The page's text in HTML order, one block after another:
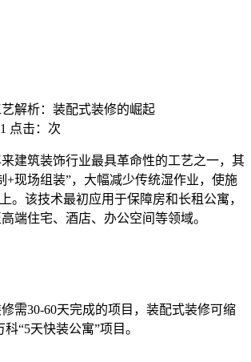
解析：装配式装修的崛起
点击： 次
建筑装饰行业最具革命性的工艺之一，其
+现场组装”，大幅减少传统湿作业，使施
。该技术最初应用于保障房和长租公寓，
端住宅、酒店、办公空间等领域。
需30-60天完成的项目，装配式装修可缩
“5天快装公寓”项目。